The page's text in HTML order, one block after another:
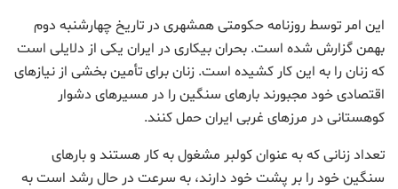
این امر توسط روزنامه حکومتی همشهری در تاریخ چهارشنبه دوم
بهمن گزارش شده است. بحران بیکاری در ایران یکی از دلایلی است
که زنان را به این کار کشیده است. زنان برای تأمین بخشی از نیازهای
اقتصادی خود مجبورند بارهای سنگین را در مسیرهای دشوار
کوهستانی در مرزهای غربی ایران حمل کنند.
تعداد زنانی که به عنوان کولبر مشغول به کار هستند و بارهای
سنگین خود را بر پشت خود دارند، به سرعت در حال رشد است به